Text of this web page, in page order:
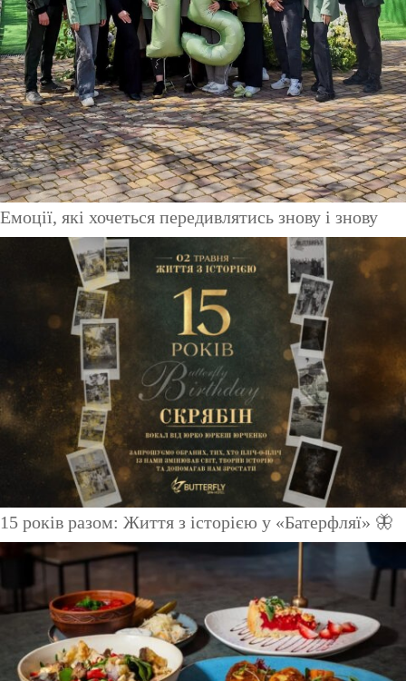
Емоції, які хочеться передивлятись знову і знову
15 років разом: Життя з історією у «Батерфляї» 🦋